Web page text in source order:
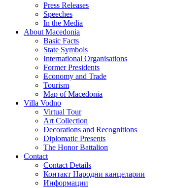
Press Releases
Speeches
In the Media
About Macedonia
Basic Facts
State Symbols
International Organisations
Former Presidents
Economy and Trade
Tourism
Map of Macedonia
Villa Vodno
Virtual Tour
Art Collection
Decorations and Recognitions
Diplomatic Presents
The Honor Battalion
Contact
Contact Details
Контакт Народни канцеларии
Информации